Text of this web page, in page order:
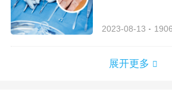
2023-08-13
展开更多